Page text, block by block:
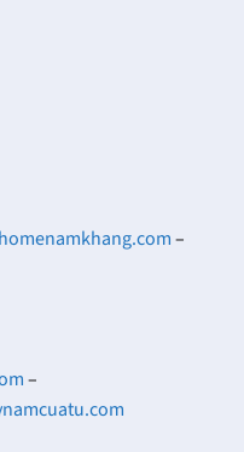
–
–